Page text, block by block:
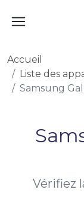
Accueil
Liste des
Samsung
Vérifiez